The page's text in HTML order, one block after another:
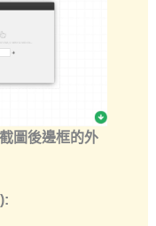
圖後邊框的外